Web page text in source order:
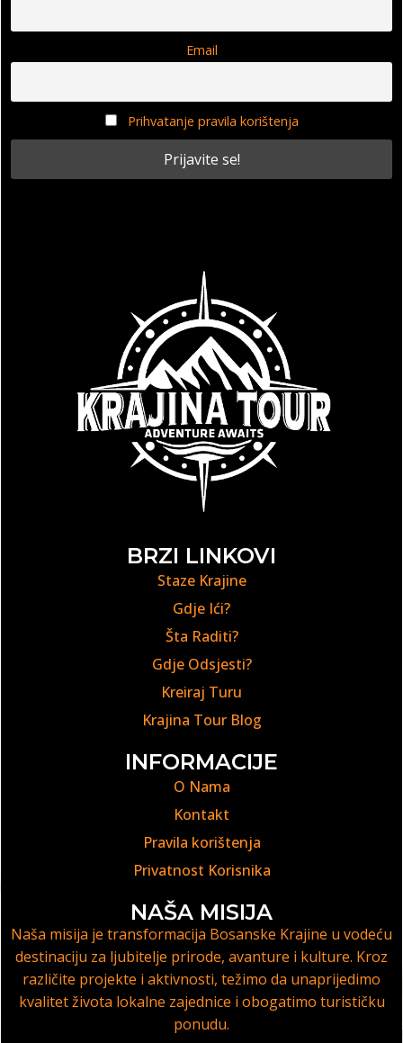
Email
Prihvatanje pravila korištenja
BRZI LINKOVI
Staze Krajine
Gdje Ići?
Šta Raditi?
Gdje Odsjesti?
Kreiraj Turu
Krajina Tour Blog
INFORMACIJE
O Nama
Kontakt
Pravila korištenja
Privatnost Korisnika
NAŠA MISIJA
Naša misija je transformacija Bosanske Krajine u vodeću
destinaciju za ljubitelje prirode, avanture i kulture. Kroz
različite projekte i aktivnosti, težimo da unaprijedimo
kvalitet života lokalne zajednice i obogatimo turističku
ponudu.